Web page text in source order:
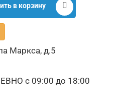
в корзину
Маркса, д.5
с 09:00 до 18:00